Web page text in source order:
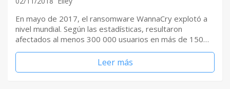
En mayo de 2017, el ransomware WannaCry explotó a
nivel mundial. Según las estadísticas, resultaron
afectados al menos 300 000 usuarios en más de 150…
Leer más